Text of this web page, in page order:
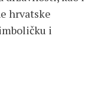
hrvatske
i